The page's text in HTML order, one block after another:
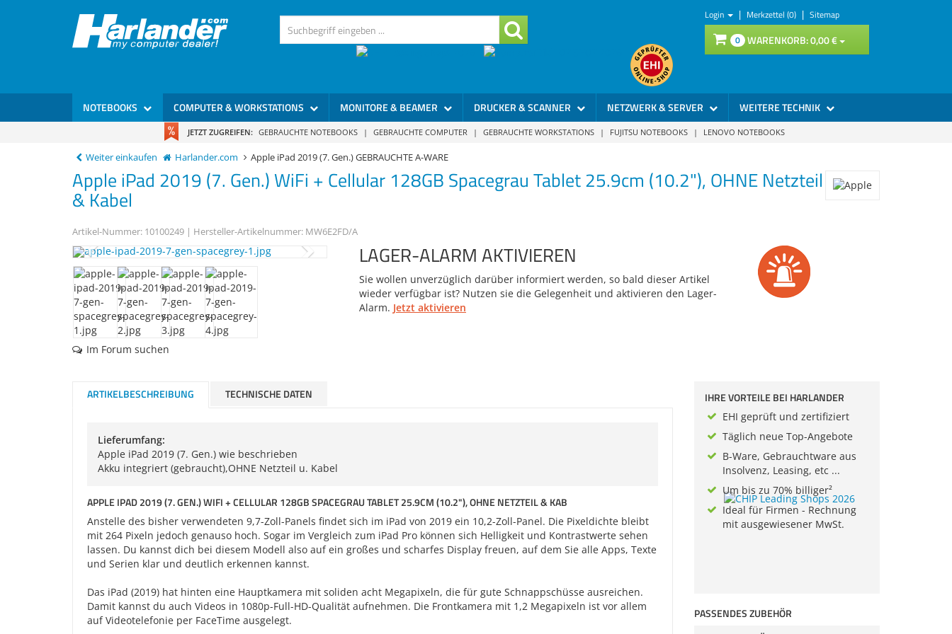
Login | Merkzettel (0) | Sitemap
0 WARENKORB:0,00€
NOTEBOOKS COMPUTER & WORKSTATIONS MONITORE & BEAMER DRUCKER & SCANNER NETZWERK & SERVER WEITERE TECHNIK
JETZT ZUGREIFEN: GEBRAUCHTE NOTEBOOKS | GEBRAUCHTE COMPUTER | GEBRAUCHTE WORKSTATIONS | FUJITSU NOTEBOOKS | LENOVO NOTEBOOKS
Weiter einkaufen Harlander.com Apple iPad 2019 (7. Gen.) GEBRAUCHTE A-WARE
Apple iPad 2019 (7. Gen.)WiFi + Cellular 128GB Spacegrau Tablet 25.9cm (10.2"), OHNE Netzteil
& Kabel
Artikel-Nummer: 10100249 | Hersteller-Artikelnummer: MW6E2FD/A
Im Forum suchen
LAGER-ALARM AKTIVIEREN
Sie wollen unverzüglich darüber informiert werden, so bald dieser Artikel
wieder verfügbar ist? Nutzen sie die Gelegenheit und aktivieren den Lager-
Alarm. Jetzt aktivieren
ARTIKELBESCHREIBUNG TECHNISCHE DATEN
Lieferumfang:
Apple iPad 2019 (7. Gen.) wie beschrieben
Akku integriert (gebraucht),OHNE Netzteil u. Kabel
APPLE IPAD 2019 (7. GEN.) WIFI + CELLULAR 128GB SPACEGRAU TABLET 25.9CM (10.2"), OHNE NETZTEIL & KAB
Anstelle des bisher verwendeten 9,7-Zoll-Panels findet sich im iPad von 2019 ein 10,2-Zoll-Panel. Die Pixeldichte bleibt
mit 264 Pixeln jedoch genauso hoch. Sogar im Vergleich zum iPad Pro können sich Helligkeit und Kontrastwerte sehen
lassen. Du kannst dich bei diesem Modell also auf ein großes und scharfes Display freuen, auf dem Sie alle Apps, Texte
und Serien klar und deutlich erkennen kannst.
Das iPad (2019) hat hinten eine Hauptkamera mit soliden acht Megapixeln, die für gute Schnappschüsse ausreichen.
Damit kannst du auch Videos in 1080p-Full-HD-Qualität aufnehmen. Die Frontkamera mit 1,2 Megapixeln ist vor allem
auf Videotelefonie per FaceTime ausgelegt.
IHRE VORTEILE BEI HARLANDER
EHI geprüft und zertifiziert
Täglich neue Top-Angebote
B-Ware, Gebrauchtware aus
Insolvenz, Leasing, etc ...
Um bis zu 70% billiger²
Ideal für Firmen - Rechnung
mit ausgewiesener MwSt.
PASSENDES ZUBEHÖR